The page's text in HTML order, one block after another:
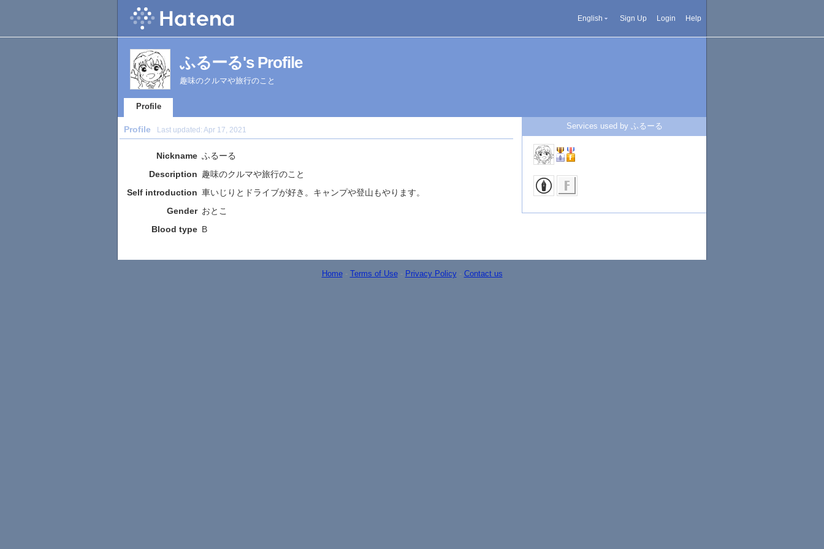
English Sign Up Login Help
ふるーる's Profile
趣味のクルマや旅行のこと
Profile
Profile Last updated: Apr 17, 2021
Nickname ふるーる
Description 趣味のクルマや旅行のこと
Self introduction 車いじりとドライブが好き。キャンプや登山もやります。
Gender おとこ
Blood type B
Services used by ふるーる
Home- Terms of Use- Privacy Policy- Contact us